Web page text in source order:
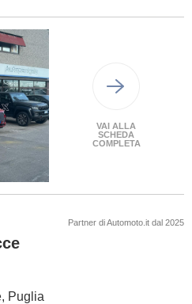
VAI ALLA
SCHEDA
COMPLETA
Partner di Automoto.it dal 2025
Puglia